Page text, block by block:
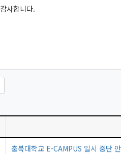
감사합니다.
충북대학교 E-CAMPUS 일시 중단